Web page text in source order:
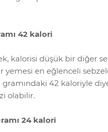
42 kalori
kalorisi düşük bir diğer
yemesi en eğlenceli
gramındaki 42 kaloriyle
olabilir.
24 kalori